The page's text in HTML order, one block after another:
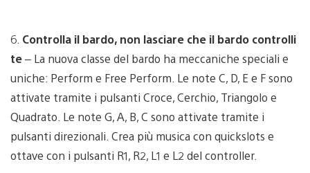
6. Controlla il bardo, non lasciare che il bardo controlli
te– La nuova classe del bardo ha meccaniche speciali e
uniche: Perform e Free Perform. Le note C, D, E e F sono
attivate tramite i pulsanti Croce, Cerchio, Triangolo e
Quadrato. Le note G, A, B, C sono attivate tramite i
pulsanti direzionali. Crea più musica con quickslots e
ottave con i pulsanti R1, R2, L1 e L2 del controller.